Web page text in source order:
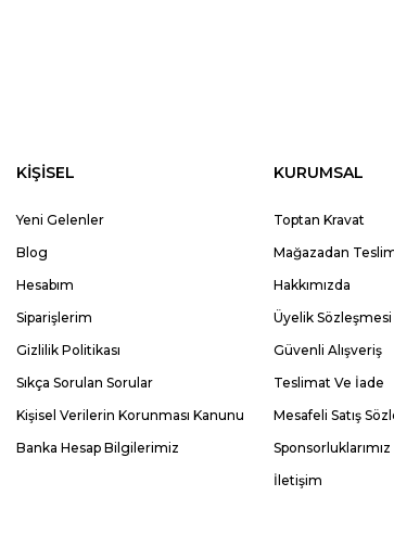
KİŞİSEL
Yeni Gelenler
Blog
Hesabım
Siparişlerim
Gizlilik Politikası
Sıkça Sorulan Sorular
Kişisel Verilerin Korunması Kanunu
Banka Hesap Bilgilerimiz
KURUMSAL
Toptan Kravat
Mağazadan
Hakkımızda
Üyelik Sözleşmesi
Güvenli Alışveriş
Teslimat Ve İade
Mesafeli Satış
Sponsorluklarımız
İletişim